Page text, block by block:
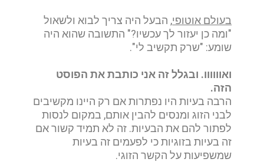
בעולם אוטופי, הבעל היה צריך לבוא ולשאול
"ומה כן יעזור לך עכשיו?" התשובה שהוא היה
שומע: "שרק תקשיב לי".
ואוווווו. ובגלל זה אני כותבת את הפוסט
הזה.
הרבה בעיות היו נפתרות אם רק היינו מקשיבים
לבני הזוג ומנסים להבין אותם, במקום לנסות
לפתור להם את הבעיות. זה לא תמיד קשור אם
זה בעיות בזוגיות כי לפעמים זה בעיות
שמשפיעות על הקשר הזוגי.